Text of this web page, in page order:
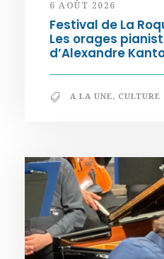
6 AOÛT 2026
Festival de La
Les orages
d’Alexandre
A LA UNE, CULTURE